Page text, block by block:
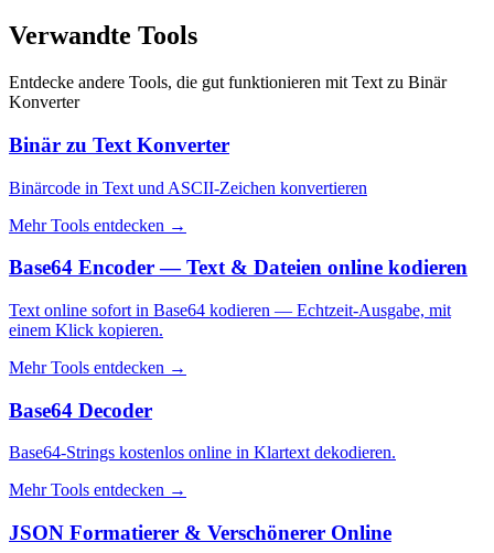
Verwandte Tools
Entdecke andere Tools, die gut funktionieren mit Text zu Binär
Konverter
Binär zu Text Konverter
Binärcode in Text und ASCII-Zeichen konvertieren
Mehr Tools entdecken →
Base64 Encoder — Text & Dateien online kodieren
Text online sofort in Base64 kodieren — Echtzeit-Ausgabe, mit
einem Klick kopieren.
Mehr Tools entdecken →
Base64 Decoder
Base64-Strings kostenlos online in Klartext dekodieren.
Mehr Tools entdecken →
JSON Formatierer & Verschönerer Online